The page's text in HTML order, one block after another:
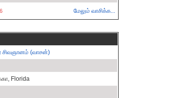
மேலும் வாசிக்க...
சிவஞானம் (வாசன்)
Florida